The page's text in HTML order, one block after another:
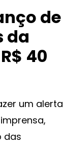
de
da
40
um alerta
das